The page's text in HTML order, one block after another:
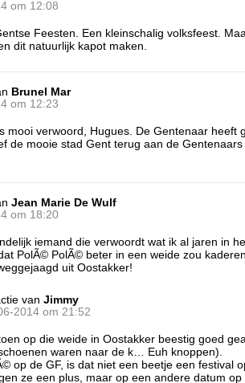
om 12:08
Feesten. Een kleinschalig volksfeest.
dit natuurlijk kapot maken.
Brunel Mar
om 12:23
mooi verwoord, Hugues. De Gentenaar heeft
de mooie stad Gent terug aan de
Jean Marie De Wulf
om 18:20
iemand die verwoordt wat ik al jaren in
PolÃ© PolÃ© beter in een weide zou
uit Oostakker!
van Jimmy
2014 om 21:52
op die weide in Oostakker beestig goed
waren naar de k… Euh knoppen).
op de GF, is dat niet een beetje een festival
ze een plus, maar op een andere datum